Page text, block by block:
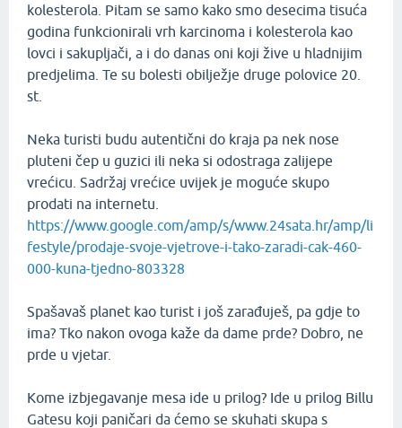
kolesterola. Pitam se samo kako smo desecima tisuća
godina funkcionirali vrh karcinoma i kolesterola kao
lovci i sakupljači, a i do danas oni koji žive u hladnijim
predjelima. Te su bolesti obilježje druge polovice 20.
st.
Neka turisti budu autentični do kraja pa nek nose
pluteni čep u guzici ili neka si odostraga zalijepe
vrećicu. Sadržaj vrećice uvijek je moguće skupo
prodati na internetu.
https://www.google.com/amp/s/www.24sata.hr/amp/li
festyle/prodaje-svoje-vjetrove-i-tako-zaradi-cak-460-
000-kuna-tjedno-803328
Spašavaš planet kao turist i još zarađuješ, pa gdje to
ima? Tko nakon ovoga kaže da dame prde? Dobro, ne
prde u vjetar.
Kome izbjegavanje mesa ide u prilog? Ide u prilog Billu
Gatesu koji paničari da ćemo se skuhati skupa s